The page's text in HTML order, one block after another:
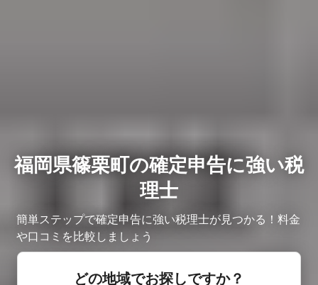
福岡県篠栗町の確定申告に強い税
理士
簡単ステップで確定申告に強い税理士が見つかる！料金
や口コミを比較しましょう
どの地域でお探しですか？